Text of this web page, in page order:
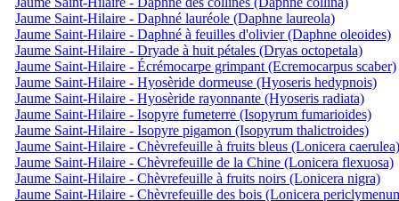
Jaume Saint-Hilaire - Daphné lauréole (Daphne laureola)
Jaume Saint-Hilaire - Daphné à feuilles d'olivier (Daphne oleoides)
Jaume Saint-Hilaire - Dryade à huit pétales (Dryas octopetala)
Jaume Saint-Hilaire - Écrémocarpe grimpant (Ecremocarpus scaber)
Jaume Saint-Hilaire - Hyosèride dormeuse (Hyoseris hedypnois)
Jaume Saint-Hilaire - Hyosèride rayonnante (Hyoseris radiata)
Jaume Saint-Hilaire - Isopyre fumeterre (Isopyrum fumarioides)
Jaume Saint-Hilaire - Isopyre pigamon (Isopyrum thalictroides)
Jaume Saint-Hilaire - Chèvrefeuille à fruits bleus (Lonicera caerulea)
Jaume Saint-Hilaire - Chèvrefeuille de la Chine (Lonicera flexuosa)
Jaume Saint-Hilaire - Chèvrefeuille à fruits noirs (Lonicera nigra)
Jaume Saint-Hilaire - Chèvrefeuille des bois (Lonicera